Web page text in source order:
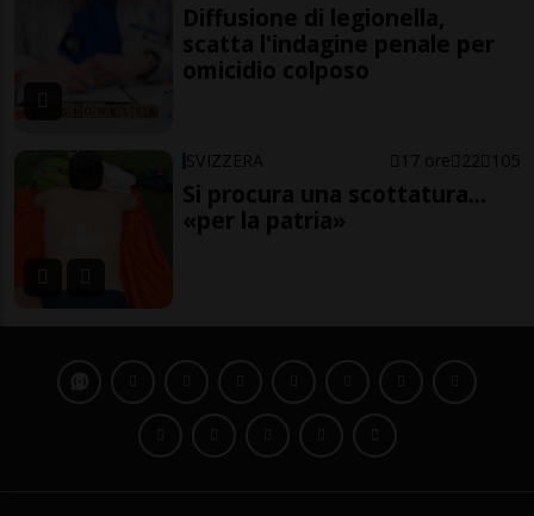
Diffusione di legionella,
scatta l'indagine penale per
omicidio colposo
SVIZZERA 17 ore 22 105
Si procura una scottatura...
«per la patria»